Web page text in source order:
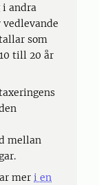
i andra
som
till 20 år
mellan
mer i en